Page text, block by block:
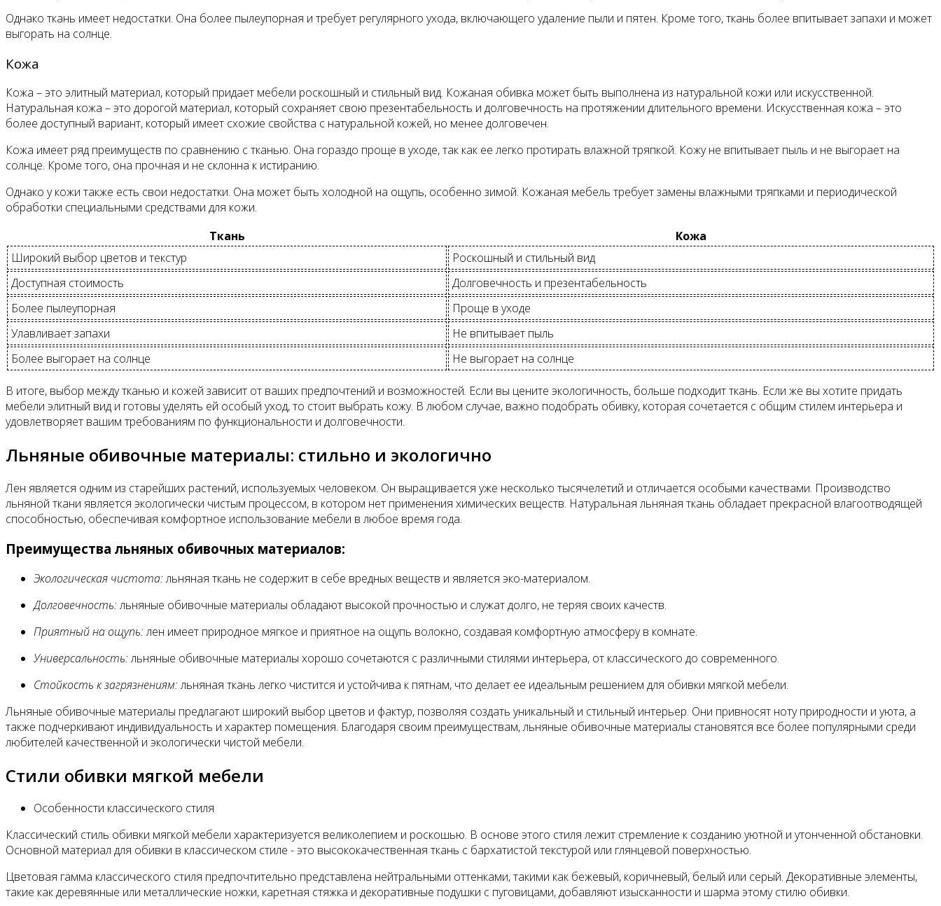
Однако ткань имеет недостатки. Она более пылеупорная и требует регулярного ухода, включающего удаление пыли и пятен. Кроме того, ткань более впитывает запахи и может
выгорать на солнце.
Кожа
Кожа – это элитный материал, который придает мебели роскошный и стильный вид. Кожаная обивка может быть выполнена из натуральной кожи или искусственной.
Натуральная кожа – это дорогой материал, который сохраняет свою презентабельность и долговечность на протяжении длительного времени. Искусственная кожа – это
более доступный вариант, который имеет схожие свойства с натуральной кожей, но менее долговечен.
Кожа имеет ряд преимуществ по сравнению с тканью. Она гораздо проще в уходе, так как ее легко протирать влажной тряпкой. Кожу не впитывает пыль и не выгорает на
солнце. Кроме того, она прочная и не склонна к истиранию.
Однако у кожи также есть свои недостатки. Она может быть холодной на ощупь, особенно зимой. Кожаная мебель требует замены влажными тряпками и периодической
обработки специальными средствами для кожи.
Ткань
Кожа
Широкий выбор цветов и текстур
Роскошный и стильный вид
Доступная стоимость
Долговечность и презентабельность
Более пылеупорная
Проще в уходе
Улавливает запахи
Не впитывает пыль
Более выгорает на солнце
Не выгорает на солнце
В итоге, выбор между тканью и кожей зависит от ваших предпочтений и возможностей. Если вы цените экологичность, больше подходит ткань. Если же вы хотите придать
мебели элитный вид и готовы уделять ей особый уход, то стоит выбрать кожу. В любом случае, важно подобрать обивку, которая сочетается с общим стилем интерьера и
удовлетворяет вашим требованиям по функциональности и долговечности.
Льняные обивочные материалы: стильно и экологично
Лен является одним из старейших растений, используемых человеком. Он выращивается уже несколько тысячелетий и отличается особыми качествами. Производство
льняной ткани является экологически чистым процессом, в котором нет применения химических веществ. Натуральная льняная ткань обладает прекрасной влагоотводящей
способностью, обеспечивая комфортное использование мебели в любое время года.
Преимущества льняных обивочных материалов:
Экологическая чистота:льняная ткань не содержит в себе вредных веществ и является эко-материалом.
Долговечность:льняные обивочные материалы обладают высокой прочностью и служат долго, не теряя своих качеств.
Приятный на ощупь:лен имеет природное мягкое и приятное на ощупь волокно, создавая комфортную атмосферу в комнате.
Универсальность:льняные обивочные материалы хорошо сочетаются с различными стилями интерьера, от классического до современного.
Стойкость к загрязнениям:льняная ткань легко чистится и устойчива к пятнам, что делает ее идеальным решением для обивки мягкой мебели.
Льняные обивочные материалы предлагают широкий выбор цветов и фактур, позволяя создать уникальный и стильный интерьер. Они привносят ноту природности и уюта, а
также подчеркивают индивидуальность и характер помещения. Благодаря своим преимуществам, льняные обивочные материалы становятся все более популярными среди
любителей качественной и экологически чистой мебели.
Cтили обивки мягкой мебели
Особенности классического стиля
Классический стиль обивки мягкой мебели характеризуется великолепием и роскошью. В основе этого стиля лежит стремление к созданию уютной и утонченной обстановки.
Основной материал для обивки в классическом стиле - это высококачественная ткань с бархатистой текстурой или глянцевой поверхностью.
Цветовая гамма классического стиля предпочтительно представлена нейтральными оттенками, такими как бежевый, коричневый, белый или серый. Декоративные элементы,
такие как деревянные или металлические ножки, каретная стяжка и декоративные подушки с пуговицами, добавляют изысканности и шарма этому стилю обивки.